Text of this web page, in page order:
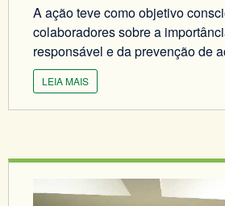
A ação teve como objetivo
colaboradores sobre a
responsável e da prevenção de
LEIA MAIS